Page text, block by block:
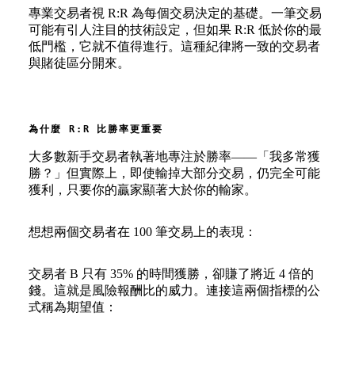
專業交易者視 R:R 為每個交易決定的基礎。一筆交易
可能有引人注目的技術設定，但如果 R:R 低於你的最
低門檻，它就不值得進行。這種紀律將一致的交易者
與賭徒區分開來。
為什麼 R:R 比勝率更重要
大多數新手交易者執著地專注於勝率——「我多常獲
勝？」但實際上，即使輸掉大部分交易，仍完全可能
獲利，只要你的贏家顯著大於你的輸家。
想想兩個交易者在 100 筆交易上的表現：
交易者 B 只有 35% 的時間獲勝，卻賺了將近 4 倍的
錢。這就是風險報酬比的威力。連接這兩個指標的公
式稱為期望值：